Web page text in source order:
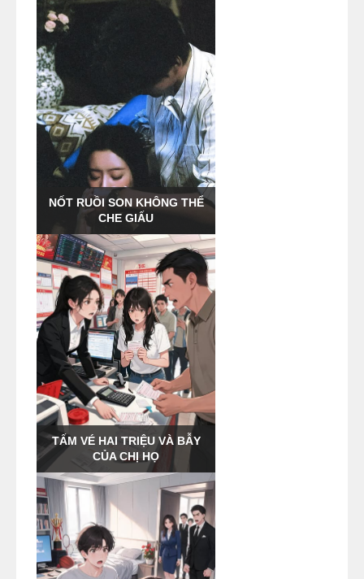
NỐT RUỒI SON KHÔNG THỂ
CHE GIẤU
TẤM VÉ HAI TRIỆU VÀ BẪY
CỦA CHỊ HỌ